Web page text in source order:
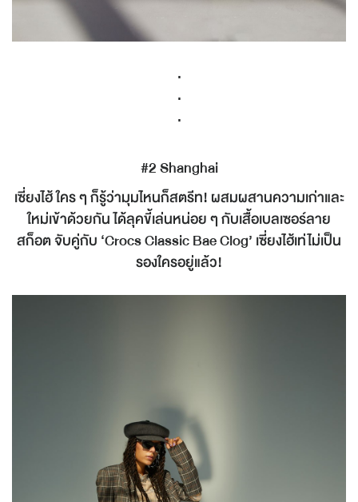
.
.
.
#2 Shanghai
เซี่ยงไฮ้ ใคร ๆ ก็รู้ว่ามุมไหนก็สตรีท! ผสมผสานความเก่าและ
ใหม่เข้าด้วยกัน ได้ลุคขี้เล่นหน่อย ๆ กับเสื้อเบลเซอร์ลาย
สก็อต จับคู่กับ ‘Crocs Classic Bae Clog’ เซี่ยงไฮ้เท่ไม่เป็น
รองใครอยู่แล้ว!